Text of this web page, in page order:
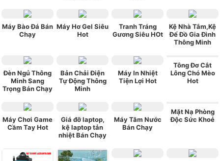
Máy Bào Đá Bán
Chạy
Máy Hơ Gel Siêu
Hot
Tranh Tráng
Gương Siêu HOt
Kệ Nhà Tắm,Kệ
Để Đồ Gia Đình
Thông Minh
Đèn Ngủ Thông
Minh Sang
Trọng Bán Chạy
Bản Chải Điện
Tự Động Thông
Minh
Máy In Nhiệt
Tiện Lợi Hot
Tông Đơ Cắt
Lông Chó Mèo
Hot
Máy Chơi Game
Cầm Tay Hot
Giá đỡ laptop,
kệ laptop tản
nhiệt Bán Chạy
Máy Tăm Nước
Bán Chạy
Mặt Nạ Phòng
Độc Sức Khoẻ